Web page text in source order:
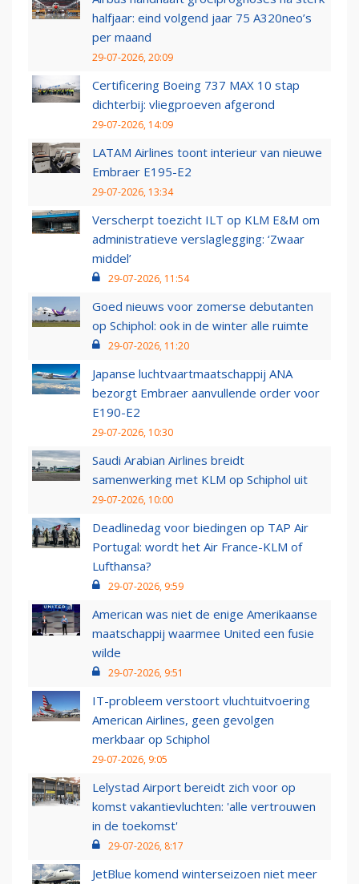
halfjaar: eind volgend jaar 75 A320neo’s
per maand
29-07-2026, 20:09
Certificering Boeing 737 MAX 10 stap
dichterbij: vliegproeven afgerond
29-07-2026, 14:09
LATAM Airlines toont interieur van nieuwe
Embraer E195-E2
29-07-2026, 13:34
Verscherpt toezicht ILT op KLM E&M om
administratieve verslaglegging: ‘Zwaar
middel’
29-07-2026, 11:54
Goed nieuws voor zomerse debutanten
op Schiphol: ook in de winter alle ruimte
29-07-2026, 11:20
Japanse luchtvaartmaatschappij ANA
bezorgt Embraer aanvullende order voor
E190-E2
29-07-2026, 10:30
Saudi Arabian Airlines breidt
samenwerking met KLM op Schiphol uit
29-07-2026, 10:00
Deadlinedag voor biedingen op TAP Air
Portugal: wordt het Air France-KLM of
Lufthansa?
29-07-2026, 9:59
American was niet de enige Amerikaanse
maatschappij waarmee United een fusie
wilde
29-07-2026, 9:51
IT-probleem verstoort vluchtuitvoering
American Airlines, geen gevolgen
merkbaar op Schiphol
29-07-2026, 9:05
Lelystad Airport bereidt zich voor op
komst vakantievluchten: 'alle vertrouwen
in de toekomst'
29-07-2026, 8:17
JetBlue komend winterseizoen niet meer